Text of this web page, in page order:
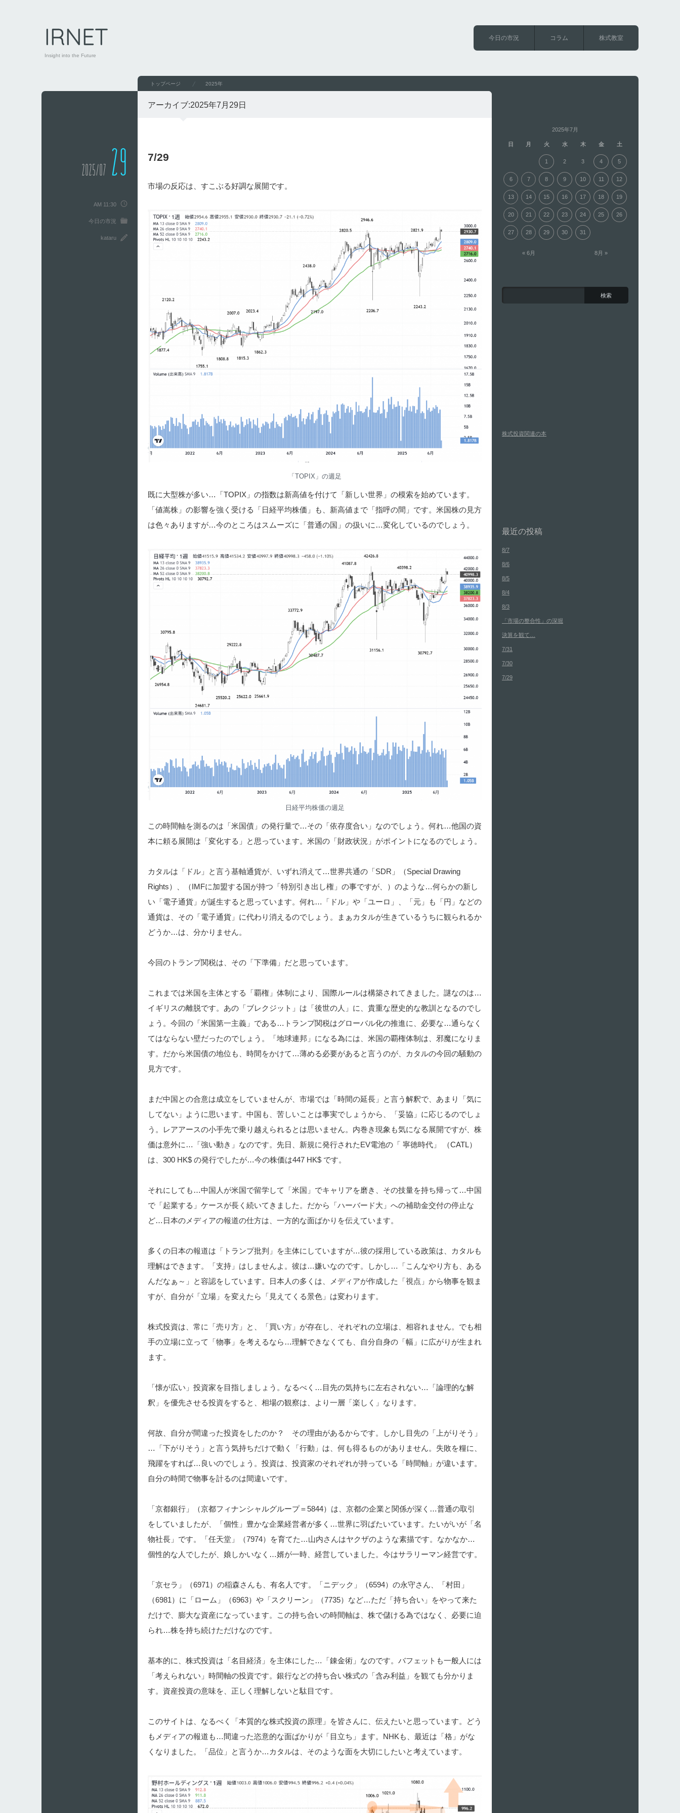
IRNET
Insight into the Future
今日の市況 コラム 株式教室
トップページ 2025年
アーカイブ:2025年7月29日
7/29
市場の反応は、すこぶる好調な展開です。
「TOPIX」の週足
既に大型株が多い…「TOPIX」の指数は新高値を付けて「新しい世界」の模索を始めています。
「値嵩株」の影響を強く受ける「日経平均株価」も、新高値まで「指呼の間」です。米国株の見方
は色々ありますが…今のところはスムーズに「普通の国」の扱いに…変化しているのでしょう。
日経平均株価の週足
この時間軸を測るのは「米国債」の発行量で…その「依存度合い」なのでしょう。何れ…他国の資
本に頼る展開は「変化する」と思っています。米国の「財政状況」がポイントになるのでしょう。
カタルは「ドル」と言う基軸通貨が、いずれ消えて…世界共通の「SDR」（Special Drawing
Rights）、（IMFに加盟する国が持つ「特別引き出し権」の事ですが、）のような…何らかの新し
い「電子通貨」が誕生すると思っています。何れ…「ドル」や「ユーロ」、「元」も「円」などの
通貨は、その「電子通貨」に代わり消えるのでしょう。まぁカタルが生きているうちに観られるか
どうか…は、分かりません。
今回のトランプ関税は、その「下準備」だと思っています。
これまでは米国を主体とする「覇権」体制により、国際ルールは構築されてきました。謎なのは…
イギリスの離脱です。あの「ブレクジット」は「後世の人」に、貴重な歴史的な教訓となるのでし
ょう。今回の「米国第一主義」である…トランプ関税はグローバル化の推進に、必要な…通らなく
てはならない壁だったのでしょう。「地球連邦」になる為には、米国の覇権体制は、邪魔になりま
す。だから米国債の地位も、時間をかけて…薄める必要があると言うのが、カタルの今回の騒動の
見方です。
まだ中国との合意は成立をしていませんが、市場では「時間の延長」と言う解釈で、あまり「気に
してない」ように思います。中国も、苦しいことは事実でしょうから、「妥協」に応じるのでしょ
う。レアアースの小手先で乗り越えられるとは思いません。内巻き現象も気になる展開ですが、株
価は意外に…「強い動き」なのです。先日、新規に発行されたEV電池の「 寧徳時代」 （CATL）
は、300 HK$ の発行でしたが…今の株価は447 HK$ です。
それにしても…中国人が米国で留学して「米国」でキャリアを磨き、その技量を持ち帰って…中国
で「起業する」ケースが長く続いてきました。だから「ハーバード大」への補助金交付の停止な
ど…日本のメディアの報道の仕方は、一方的な面ばかりを伝えています。
多くの日本の報道は「トランプ批判」を主体にしていますが…彼の採用している政策は、カタルも
理解はできます。「支持」はしませんよ。彼は…嫌いなのです。しかし…「こんなやり方も、ある
んだなぁ～」と容認をしています。日本人の多くは、メディアが作成した「視点」から物事を観ま
すが、自分が「立場」を変えたら「見えてくる景色」は変わります。
株式投資は、常に「売り方」と、「買い方」が存在し、それぞれの立場は、相容れません。でも相
手の立場に立って「物事」を考えるなら…理解できなくても、自分自身の「幅」に広がりが生まれ
ます。
「懐が広い」投資家を目指しましょう。なるべく…目先の気持ちに左右されない…「論理的な解
釈」を優先させる投資をすると、相場の観察は、より一層「楽しく」なります。
何故、自分が間違った投資をしたのか？ その理由があるからです。しかし目先の「上がりそう」
…「下がりそう」と言う気持ちだけで動く「行動」は、何も得るものがありません。失敗を糧に、
飛躍をすれば…良いのでしょう。投資は、投資家のそれぞれが持っている「時間軸」が違います。
自分の時間で物事を計るのは間違いです。
「京都銀行」（京都フィナンシャルグループ＝5844）は、京都の企業と関係が深く…普通の取引
をしていましたが、「個性」豊かな企業経営者が多く…世界に羽ばたいています。たいがいが「名
物社長」です。「任天堂」（7974）を育てた…山内さんはヤクザのような素描です。なかなか…
個性的な人でしたが、娘しかいなく…婿が一時、経営していました。今はサラリーマン経営です。
「京セラ」（6971）の稲森さんも、有名人です。「ニデック」（6594）の永守さん、「村田」
（6981）に「ローム」（6963）や「スクリーン」（7735）など…ただ「持ち合い」をやって来た
だけで、膨大な資産になっています。この持ち合いの時間軸は、株で儲ける為ではなく、必要に迫
られ…株を持ち続けただけなのです。
基本的に、株式投資は「名目経済」を主体にした…「錬金術」なのです。バフェットも一般人には
「考えられない」時間軸の投資です。銀行などの持ち合い株式の「含み利益」を観ても分かりま
す。資産投資の意味を、正しく理解しないと駄目です。
このサイトは、なるべく「本質的な株式投資の原理」を皆さんに、伝えたいと思っています。どう
もメディアの報道も…間違った恣意的な面ばかりが「目立ち」ます。NHKも、最近は「格」がな
くなりました。「品位」と言うか…カタルは、そのような面を大切にしたいと考えています。
2025/07 29
AM 11:30
今日の市況
kataru
2025年7月
日 月 火 水 木 金 土
« 6月 8月 »
1 2 3 4 5
6 7 8 9 10 11 12
13 14 15 16 17 18 19
20 21 22 23 24 25 26
27 28 29 30 31
株式投資関連の本
最近の投稿
8/7
8/6
8/5
8/4
8/3
「市場の整合性」の深堀
決算を観て…
7/31
7/30
7/29